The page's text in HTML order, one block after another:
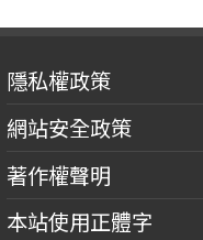
隱私權政策
網站安全政策
著作權聲明
本站使用正體字